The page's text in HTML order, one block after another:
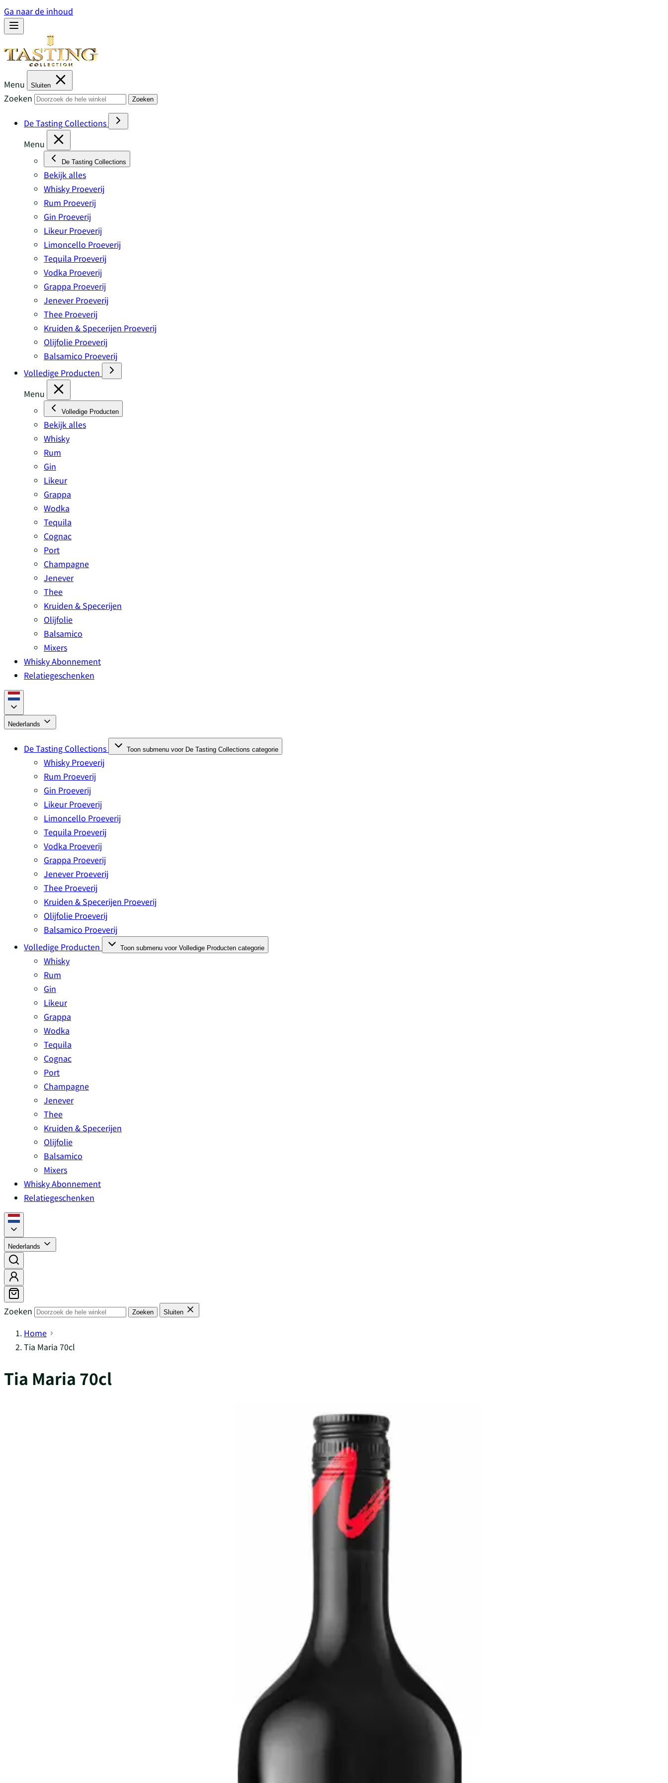
Ga naar de inhoud
Menu Sluiten
Zoeken Zoeken
De Tasting Collections
Menu
De Tasting Collections
Bekijk alles
Whisky Proeverij
Rum Proeverij
Gin Proeverij
Likeur Proeverij
Limoncello Proeverij
Tequila Proeverij
Vodka Proeverij
Grappa Proeverij
Jenever Proeverij
Thee Proeverij
Kruiden & Specerijen Proeverij
Olijfolie Proeverij
Balsamico Proeverij
Volledige Producten
Menu
Volledige Producten
Bekijk alles
Whisky
Rum
Gin
Likeur
Grappa
Wodka
Tequila
Cognac
Port
Champagne
Jenever
Thee
Kruiden & Specerijen
Olijfolie
Balsamico
Mixers
Whisky Abonnement
Relatiegeschenken
Nederlands
De Tasting Collections Toon submenu voor De Tasting Collections categorie
Whisky Proeverij
Rum Proeverij
Gin Proeverij
Likeur Proeverij
Limoncello Proeverij
Tequila Proeverij
Vodka Proeverij
Grappa Proeverij
Jenever Proeverij
Thee Proeverij
Kruiden & Specerijen Proeverij
Olijfolie Proeverij
Balsamico Proeverij
Volledige Producten
Toon submenu voor Volledige Producten categorie
Whisky
Rum
Gin
Likeur
Grappa
Wodka
Tequila
Cognac
Port
Champagne
Jenever
Thee
Kruiden & Specerijen
Olijfolie
Balsamico
Mixers
Whisky Abonnement
Relatiegeschenken
Nederlands
Zoeken Zoeken Sluiten
Home
Tia Maria 70cl
Tia Maria 70cl